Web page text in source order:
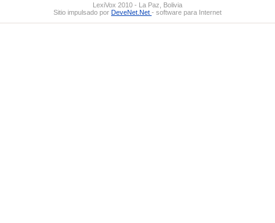
LexiVox 2010 - La Paz, Bolivia
Sitio impulsado por DeveNet.Net - software para Internet